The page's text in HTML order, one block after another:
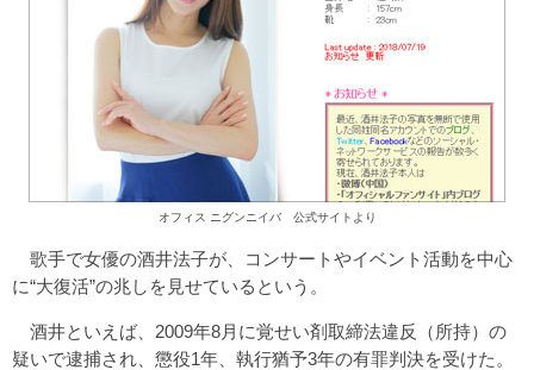
オフィス ニグンニイバ 公式サイトより
歌手で女優の酒井法子が、コンサートやイベント活動を中心
に“大復活”の兆しを見せているという。
酒井といえば、2009年8月に覚せい剤取締法違反（所持）の
疑いで逮捕され、懲役1年、執行猶予3年の有罪判決を受けた。